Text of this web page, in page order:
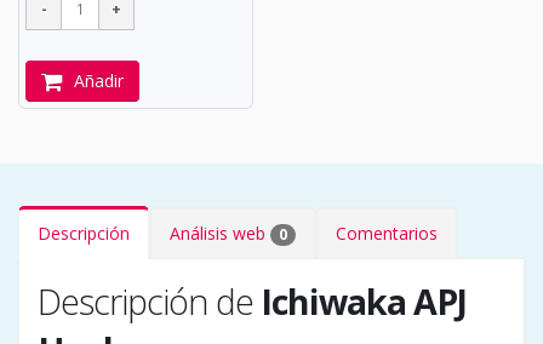
Añadir
Descripción Análisis web 0 Comentarios
Descripción de Ichiwaka APJ